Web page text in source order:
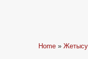
Home »